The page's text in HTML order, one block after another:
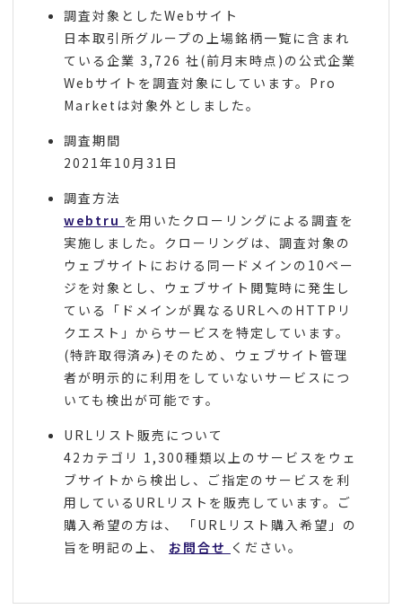
調査対象としたWebサイト
日本取引所グループの上場銘柄一覧に含まれ
ている企業 3,726 社(前月末時点)の公式企業
Webサイトを調査対象にしています。Pro
Marketは対象外としました。
調査期間
2021年10月31日
調査方法
webtru を用いたクローリングによる調査を
実施しました。クローリングは、調査対象の
ウェブサイトにおける同一ドメインの10ペー
ジを対象とし、ウェブサイト閲覧時に発生し
ている「ドメインが異なるURLへのHTTPリ
クエスト」からサービスを特定しています。
(特許取得済み)そのため、ウェブサイト管理
者が明示的に利用をしていないサービスにつ
いても検出が可能です。
URLリスト販売について
42カテゴリ 1,300種類以上のサービスをウェ
ブサイトから検出し、ご指定のサービスを利
用しているURLリストを販売しています。ご
購入希望の方は、 「URLリスト購入希望」の
旨を明記の上、 お問合せ ください。